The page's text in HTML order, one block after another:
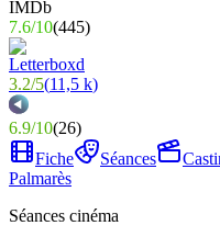
7.6/10(445)
3.2/5(11,5 k)
6.9/10(26)
Fiche
Séances
Palmarès
Séances cinéma